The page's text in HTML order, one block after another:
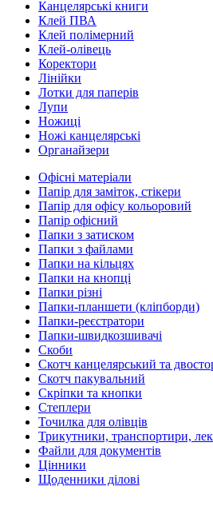
Канцелярські книги
Клей ПВА
Клей полімерний
Клей-олівець
Коректори
Лінійки
Лотки для паперів
Лупи
Ножиці
Ножі канцелярські
Органайзери
Офісні матеріали
Папір для заміток, стікери
Папір для офісу кольоровий
Папір офісний
Папки з затиском
Папки з файлами
Папки на кільцях
Папки на кнопці
Папки різні
Папки-планшети (кліпборди)
Папки-реєстратори
Папки-швидкозшивачі
Скоби
Скотч канцелярський та
Скотч пакувальний
Скріпки та кнопки
Степлери
Точилка для олівців
Трикутники, транспортири,
Файли для документів
Цінники
Щоденники ділові